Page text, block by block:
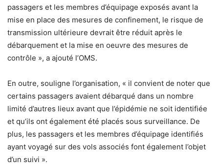
passagers et les membres d’équipage exposés avant la
mise en place des mesures de confinement, le risque de
transmission ultérieure devrait être réduit après le
débarquement et la mise en oeuvre des mesures de
contrôle », a ajouté l’OMS.
En outre, souligne l’organisation, « il convient de noter que
certains passagers avaient débarqué dans un nombre
limité d’autres lieux avant que l’épidémie ne soit identifiée
et qu’ils ont également été placés sous surveillance. De
plus, les passagers et les membres d’équipage identifiés
ayant voyagé sur des vols associés font également l’objet
d’un suivi ».